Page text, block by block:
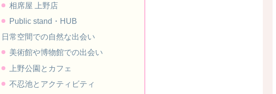
相席屋 上野店
Public stand・HUB
日常空間での自然な出会い
美術館や博物館での出会い
上野公園とカフェ
不忍池とアクティビティ